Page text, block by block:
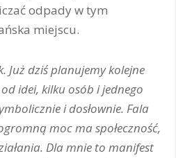
odpady w tym
miejscu.
Już dziś planujemy kolejne
od idei, kilku osób i jednego
i dosłownie. Fala
moc ma społeczność,
Dla mnie to manifest